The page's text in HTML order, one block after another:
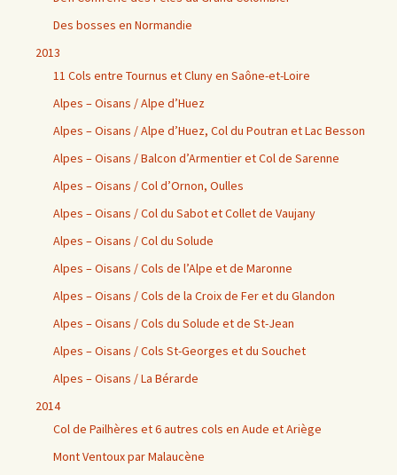
Des bosses en Normandie
2013
11 Cols entre Tournus et Cluny en Saône-et-Loire
Alpes – Oisans / Alpe d’Huez
Alpes – Oisans / Alpe d’Huez, Col du Poutran et Lac Besson
Alpes – Oisans / Balcon d’Armentier et Col de Sarenne
Alpes – Oisans / Col d’Ornon, Oulles
Alpes – Oisans / Col du Sabot et Collet de Vaujany
Alpes – Oisans / Col du Solude
Alpes – Oisans / Cols de l’Alpe et de Maronne
Alpes – Oisans / Cols de la Croix de Fer et du Glandon
Alpes – Oisans / Cols du Solude et de St-Jean
Alpes – Oisans / Cols St-Georges et du Souchet
Alpes – Oisans / La Bérarde
2014
Col de Pailhères et 6 autres cols en Aude et Ariège
Mont Ventoux par Malaucène